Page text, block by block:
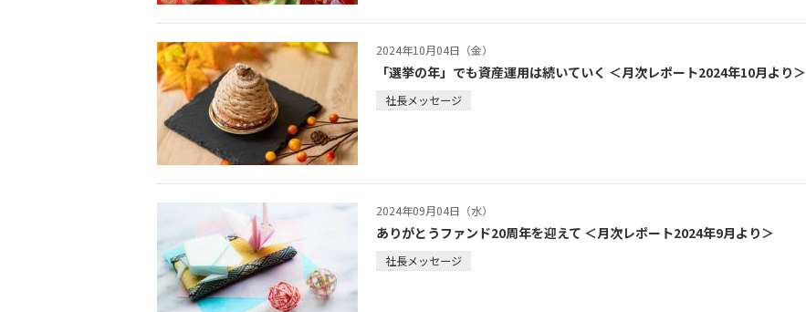
2024年10月04日（金）
「選挙の年」でも資産運用は続いていく ＜月次レポート2024年10月より＞
社長メッセージ
2024年09月04日（水）
ありがとうファンド20周年を迎えて ＜月次レポート2024年9月より＞
社長メッセージ